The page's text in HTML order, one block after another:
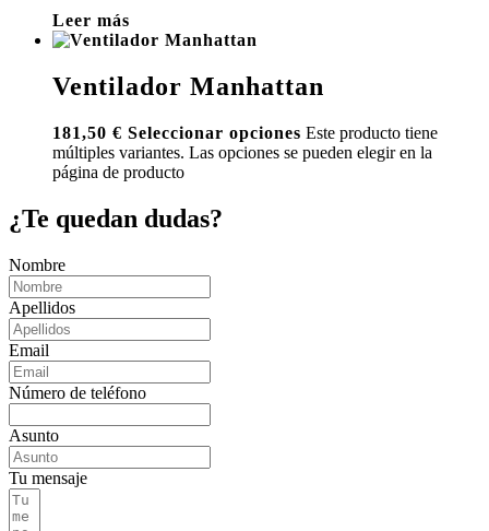
Leer más
Ventilador Manhattan
181,50 € Seleccionar opciones Este producto tiene
múltiples variantes. Las opciones se pueden elegir en la
página de producto
¿Te quedan dudas?
Nombre
Apellidos
Email
Número de teléfono
Asunto
Tu mensaje